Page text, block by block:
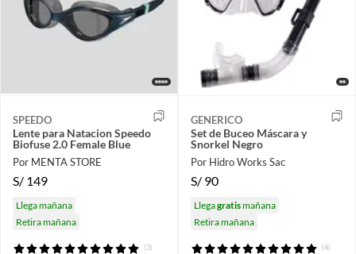
SPEEDO
Lente para Natacion Speedo
Biofuse 2.0 Female Blue
Por MENTA STORE
S/ 149
Llega mañana
Retira mañana
(3)
GENERICO
Set de Buceo Máscara y
Snorkel Negro
Por Hidro Works Sac
S/ 90
Llegagratismañana
Retira mañana
(4)